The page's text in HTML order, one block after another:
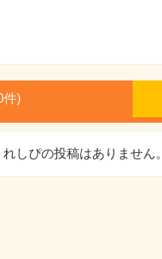
件)
れしぴの投稿はありません。